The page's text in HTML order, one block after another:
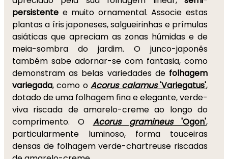
persistente e muito ornamental. Associe estas
plantas a íris japoneses, salgueirinhas e prímulas
asiáticas que apreciam as zonas húmidas e de
meia-sombra do jardim. O junco-japonês
também sabe adornar-se com fantasia, como
demonstram as belas variedades de folhagem
variegada, como oAcorus calamus'Variegatus',
dotado de uma folhagem fina e elegante, verde-
viva riscada de amarelo-creme ao longo do
comprimento. O Acorus gramineus'Ogon',
particularmente luminoso, forma touceiras
densas de folhagem verde-chartreuse riscadas